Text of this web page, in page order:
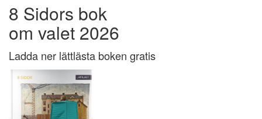
8 Sidors bok
om valet 2026
Ladda ner lättlästa boken gratis